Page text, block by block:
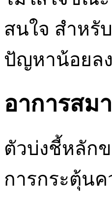
สนใจ สำหรั
ปัญหาน้อยล
อาการสม
ตัวบ่งชี้หลัก
การกระตุ้น